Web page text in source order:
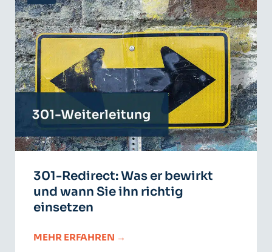
301-Redirect: Was er bewirkt
und wann Sie ihn richtig
einsetzen
MEHR ERFAHREN →